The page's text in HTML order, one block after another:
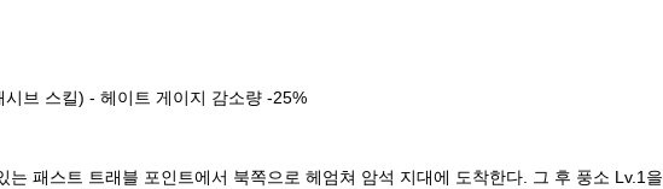
브 스킬) - 헤이트 게이지 감소량 -25%
는 패스트 트래블 포인트에서 북쪽으로 헤엄쳐 암석 지대에 도착한다. 그 후 풍소 Lv.1을